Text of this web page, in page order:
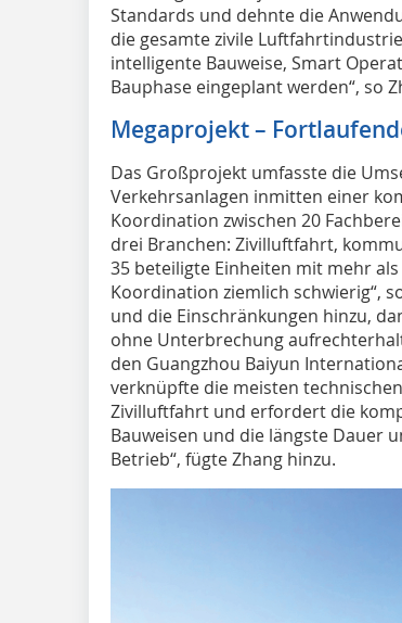
Standards und dehnte die
die gesamte zivile
intelligente Bauweise, Smart
Bauphase eingeplant werden“, so
Megaprojekt –
Das Großprojekt umfasste die
Verkehrsanlagen inmitten einer
Koordination zwischen 20
drei Branchen: Zivilluftfahrt,
35 beteiligte Einheiten mit mehr
Koordination ziemlich schwierig“,
und die Einschränkungen hinzu,
ohne Unterbrechung
den Guangzhou Baiyun
verknüpfte die meisten
Zivilluftfahrt und erfordert die
Bauweisen und die längste Dauer
Betrieb“, fügte Zhang hinzu.